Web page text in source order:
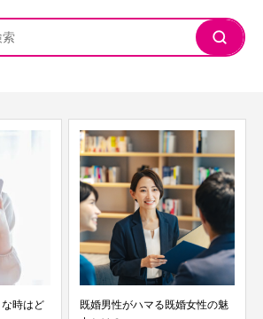
時はど
既婚男性がハマる既婚女性の魅